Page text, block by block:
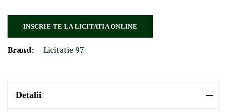
INSCRIE-TE LA LICITATIA ONLINE
Brand: Licitatie 97
Detalii